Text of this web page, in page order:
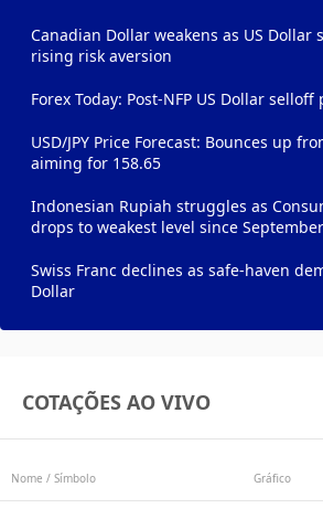
Canadian Dollar weakens as US Dollar
rising risk aversion
Forex Today: Post-NFP US Dollar selloff
USD/JPY Price Forecast: Bounces up
aiming for 158.65
Indonesian Rupiah struggles as
drops to weakest level since
Swiss Franc declines as safe-haven
Dollar
COTAÇÕES AO VIVO
Nome / Símbolo Gráfico